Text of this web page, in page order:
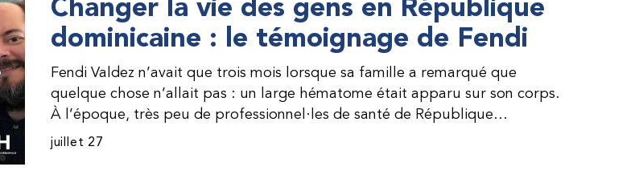
dominicaine : le témoignage de Fendi
Fendi Valdez n’avait que trois mois lorsque sa famille a remarqué que
quelque chose n’allait pas : un large hématome était apparu sur son corps.
À l’époque, très peu de professionnel·les de santé de République
dominicaine connaissaient l’hémophilie, ce qui rendait son diagnostic difficile.
juillet 27